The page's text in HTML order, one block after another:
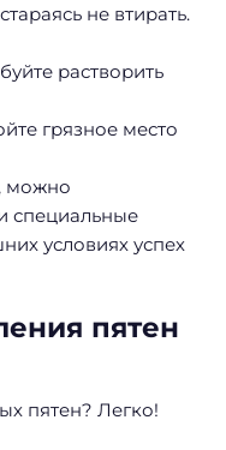
не втирать.
растворить
грязное место
можно
специальные
условиях успех
пятен
пятен? Легко!